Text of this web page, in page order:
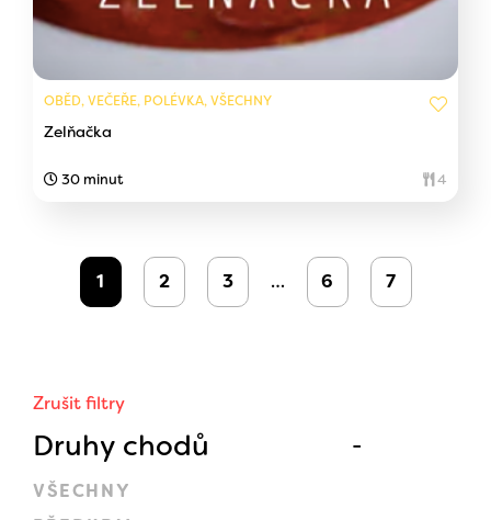
Zrušit filtry
Druhy chodů
VŠECHNY
OBĚD, VEČEŘE, POLÉVKA, VŠECHNY
Zelňačka
30 minut 4
1 2 3 … 6 7